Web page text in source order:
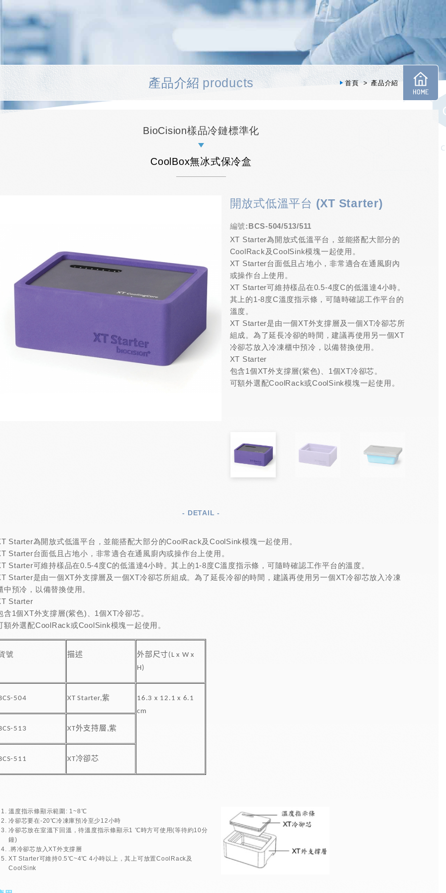
首頁 產品介紹
產品介紹 products
BioCision樣品冷鏈標準化
CoolBox無冰式保冷盒
開放式低溫平台 (XT Starter)
編號:BCS-504/513/511
XT Starter為開放式低溫平台，並能搭配大部分的
CoolRack及CoolSink模塊一起使用。
XT Starter台面低且占地小，非常適合在通風廚內
或操作台上使用。
XT Starter可維持樣品在0.5-4度C的低溫達4小時。
其上的1-8度C溫度指示條，可隨時確認工作平台的
溫度。
XT Starter是由一個XT外支撐層及一個XT冷卻芯所
組成。為了延長冷卻的時間，建議再使用另一個XT
冷卻芯放入冷凍櫃中預冷，以備替換使用。
XT Starter
包含1個XT外支撐層(紫色)、1個XT冷卻芯。
可額外選配CoolRack或CoolSink模塊一起使用。
- DETAIL -
Starter為開放式低溫平台，並能搭配大部分的CoolRack及CoolSink模塊一起使用。
Starter台面低且占地小，非常適合在通風廚內或操作台上使用。
Starter可維持樣品在0.5-4度C的低溫達4小時。其上的1-8度C溫度指示條，可隨時確認工作平台的溫度。
Starter是由一個XT外支撐層及一個XT冷卻芯所組成。為了延長冷卻的時間，建議再使用另一個XT冷卻芯放入冷凍
中預冷，以備替換使用。
Starter
含1個XT外支撐層(紫色)、1個XT冷卻芯。
額外選配CoolRack或CoolSink模塊一起使用。
號 描述 外部尺寸(L x W x
H)
504 XT Starter,紫
16.3 x 12.1 x 6.1
cm
513 XT外支持層,紫
511 XT冷卻芯
溫度指示條顯示範圍: 1~8℃
冷卻芯要在-20℃冷凍庫預冷至少12小時
冷卻芯放在室溫下回溫，待溫度指示條顯示1 ℃時方可使用(等待約10分
鐘)
.將冷卻芯放入XT外支撐層
XT Starter可維持0.5℃~4℃ 4小時以上，其上可放置CoolRack及
CoolSink